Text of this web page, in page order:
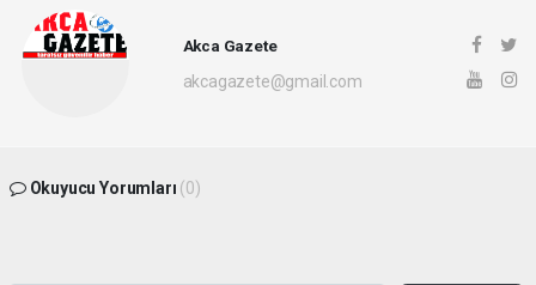
Akca Gazete
akcagazete@gmail.com
Okuyucu Yorumları (0)